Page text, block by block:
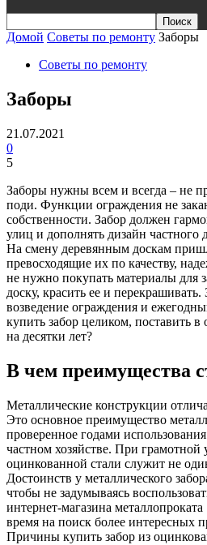
Домой Советы по ремонту Заборы
Советы по ремонту
Заборы
21.07.2021
0
5
Заборы нужны всем и всегда – не
поди. Функции ограждения не
собственности. Забор должен
улиц и дополнять дизайн частного
На смену деревянным доскам
превосходящие их по качеству,
не нужно покупать материалы для
доску, красить ее и перекрашивать.
возведение ограждения и
купить забор целиком, поставить
на десятки лет?
В чем преимущества
Металлические конструкции
Это основное преимущество
проверенное годами
частном хозяйстве. При грамотной
оцинкованной стали служит не
Достоинств у металлического
чтобы не задумываясь
интернет-магазина
время на поиск более интересных
Причины купить забор из